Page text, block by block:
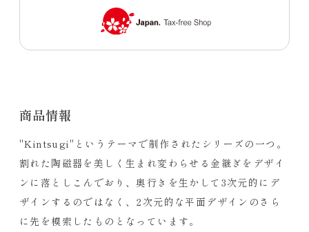
商品情報
"Kintsugi"というテーマで制作されたシリーズの一つ。
割れた陶磁器を美しく生まれ変わらせる金継ぎをデザイ
ンに落としこんでおり、奥行きを生かして3次元的にデ
ザインするのではなく、2次元的な平面デザインのさら
に先を模索したものとなっています。